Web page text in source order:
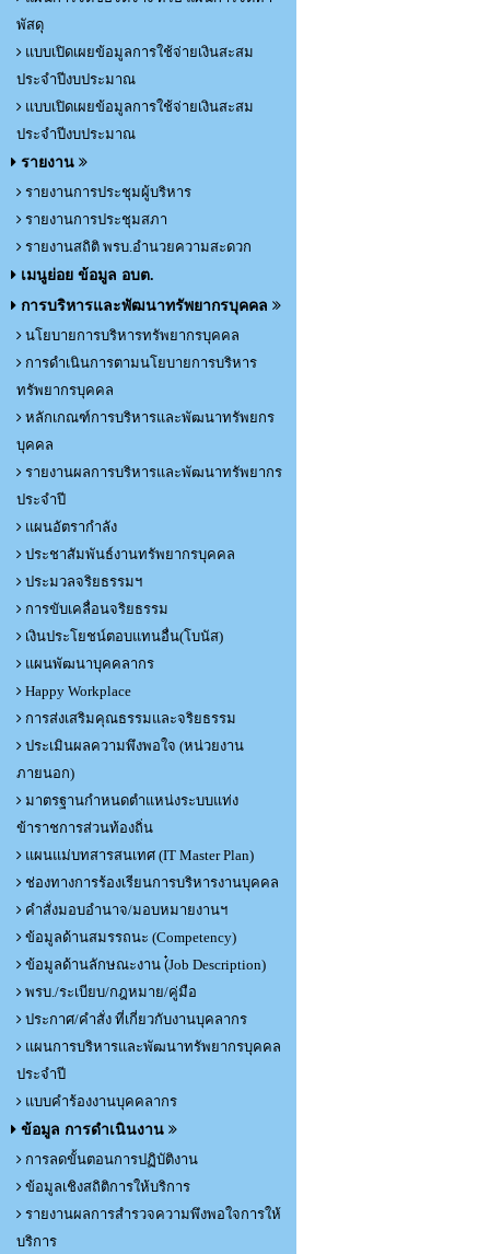
พัสดุ
แบบเปิดเผยข้อมูลการใช้จ่ายเงินสะสม
ประจำปีงบประมาณ
แบบเปิดเผยข้อมูลการใช้จ่ายเงินสะสม
ประจำปีงบประมาณ
รายงาน
รายงานการประชุมผู้บริหาร
รายงานการประชุมสภา
รายงานสถิติ พรบ.อำนวยความสะดวก
เมนูย่อย ข้อมูล อบต.
การบริหารและพัฒนาทรัพยากรบุคคล
นโยบายการบริหารทรัพยากรบุคคล
การดำเนินการตามนโยบายการบริหาร
ทรัพยากรบุคคล
หลักเกณฑ์การบริหารและพัฒนาทรัพยกร
บุคคล
รายงานผลการบริหารและพัฒนาทรัพยากร
ประจำปี
แผนอัตรากำลัง
ประชาสัมพันธ์งานทรัพยากรบุคคล
ประมวลจริยธรรมฯ
การขับเคลื่อนจริยธรรม
เงินประโยชน์ตอบแทนอื่น(โบนัส)
แผนพัฒนาบุคคลากร
Happy Workplace
การส่งเสริมคุณธรรมและจริยธรรม
ประเมินผลความพึงพอใจ (หน่วยงาน
ภายนอก)
มาตรฐานกำหนดตำแหน่งระบบแท่ง
ข้าราชการส่วนท้องถิ่น
แผนแม่บทสารสนเทศ (IT Master Plan)
ช่องทางการร้องเรียนการบริหารงานบุคคล
คำสั่งมอบอำนาจ/มอบหมายงานฯ
ข้อมูลด้านสมรรถนะ (Competency)
ข้อมูลด้านลักษณะงาน (๋Job Description)
พรบ./ระเบียบ/กฎหมาย/คู่มือ
ประกาศ/คำสั่ง ที่เกี่ยวกับงานบุคลากร
แผนการบริหารและพัฒนาทรัพยากรบุคคล
ประจำปี
แบบคำร้องงานบุคคลากร
ข้อมูล การดำเนินงาน
การลดขั้นตอนการปฏิบัติงาน
ข้อมูลเชิงสถิติการให้บริการ
รายงานผลการสำรวจความพึงพอใจการให้
บริการ